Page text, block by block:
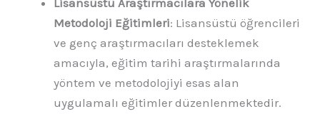
Lisansüstü Araştırmacılara Yönelik
Metodoloji Eğitimleri: Lisansüstü öğrencileri
ve genç araştırmacıları desteklemek
amacıyla, eğitim tarihi araştırmalarında
yöntem ve metodolojiyi esas alan
uygulamalı eğitimler düzenlenmektedir.